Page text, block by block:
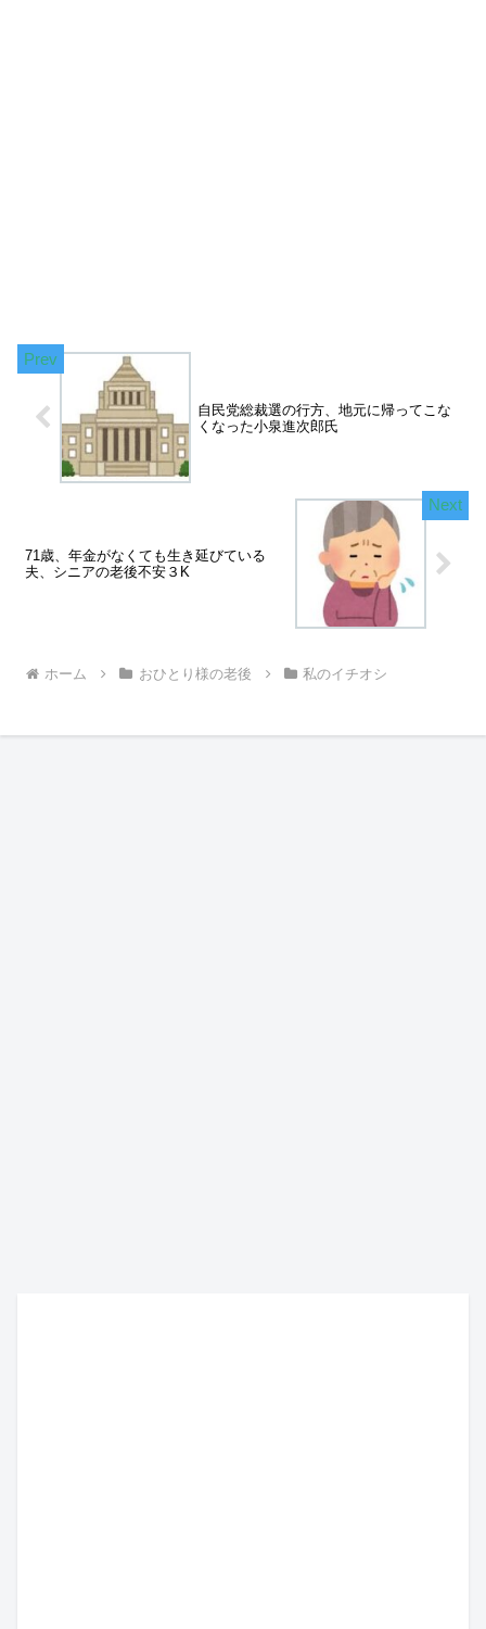
自民党総裁選の行方、地元に帰ってこな
くなった小泉進次郎氏
71歳、年金がなくても生き延びている
夫、シニアの老後不安３K
ホーム おひとり様の老後 私のイチオシ